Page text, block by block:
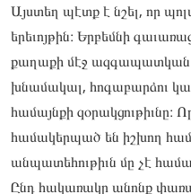
Այստեղ պէտք է նշել, որ
երեւոյթին։ Երբեմնի
քաղաքի մէջ ազգապատկան
խնամակալ, հոգաբարձու
համայնքի
համակերպած են իշխող
անպատեհութիւն մը չէ
Ընդ հակառակը անոնք